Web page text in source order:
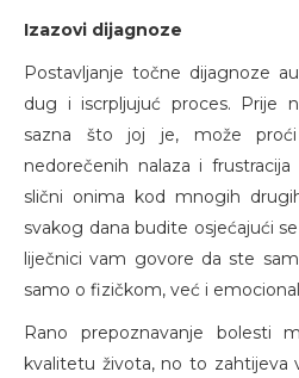
Izazovi dijagnoze
Postavljanje točne dijagnoze
dug i iscrpljujuć proces. Prije
sazna što joj je, može
nedorečenih nalaza i
slični onima kod mnogih
svakog dana budite osjećajući
liječnici vam govore da ste
samo o fizičkom, već i
Rano prepoznavanje bolesti
kvalitetu života, no to zahtijeva